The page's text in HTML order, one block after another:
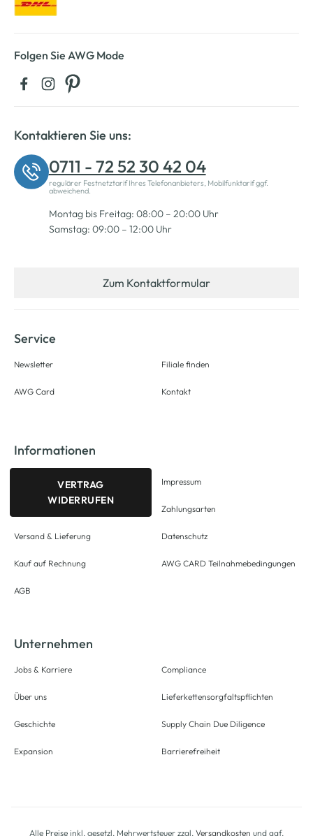
Folgen Sie AWG Mode
Kontaktieren Sie uns:
0711 - 72 52 30 42 04
regulärer Festnetztarif Ihres Telefonanbieters, Mobilfunktarif ggf.
abweichend.
Montag bis Freitag: 08:00 – 20:00 Uhr
Samstag: 09:00 – 12:00 Uhr
Zum Kontaktformular
Service
Newsletter
AWG Card
Filiale finden
Kontakt
Informationen
VERTRAG
WIDERRUFEN
Versand & Lieferung
Kauf auf Rechnung
AGB
Impressum
Zahlungsarten
Datenschutz
AWG CARD Teilnahmebedingungen
Unternehmen
Jobs & Karriere
Über uns
Geschichte
Expansion
Compliance
Lieferkettensorgfaltspflichten
Supply Chain Due Diligence
Barrierefreiheit
Alle Preise inkl. gesetzl. Mehrwertsteuer zzgl. Versandkosten und ggf.